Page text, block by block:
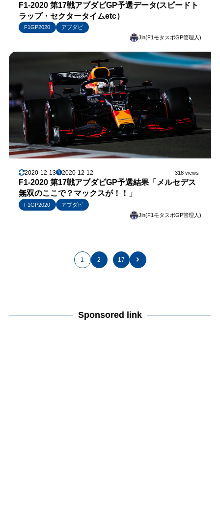
F1-2020 第17戦アブダビGP予選データ(スピードト
ラップ・セクタータイムetc）
F1GP2020
アブダビ
Jin(F1モタスポGP管理人)
2020-12-13 2020-12-12 318 views
F1-2020 第17戦アブダビGP予選結果「メルセデス
無双のここで？マックスが！！」
F1GP2020
アブダビ
Jin(F1モタスポGP管理人)
1 2 … 17
Sponsored link